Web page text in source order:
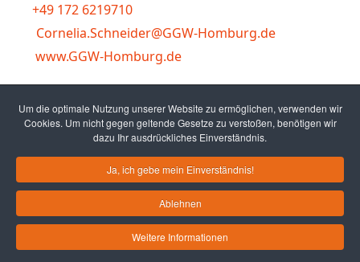
Um die optimale Nutzung unserer Website zu ermöglichen, verwenden wir
Cookies. Um nicht gegen geltende Gesetze zu verstoßen, benötigen wir
dazu Ihr ausdrückliches Einverständnis.
Ja, ich gebe mein Einverständnis!
Ablehnen
Weitere Informationen
+49 172 6219710
Cornelia.Schneider@GGW-Homburg.de
www.GGW-Homburg.de
© 2026 GGW Homburg
| Impressum| Kontakt